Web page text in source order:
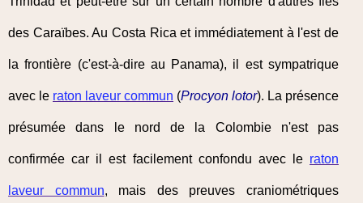
des Caraïbes. Au Costa Rica et immédiatement à l'est de
la frontière (c'est-à-dire au Panama), il est sympatrique
avec le raton laveur commun (Procyon lotor). La présence
présumée dans le nord de la Colombie n'est pas
confirmée car il est facilement confondu avec le raton
laveur commun, mais des preuves craniométriques